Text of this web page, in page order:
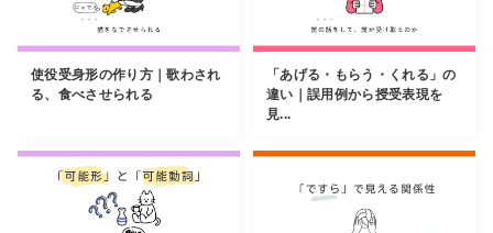
使役受身形の作り方｜歌わされ
る、食べさせられる
「あげる・もらう・くれる」の
違い｜誤用例から授受表現を
見...